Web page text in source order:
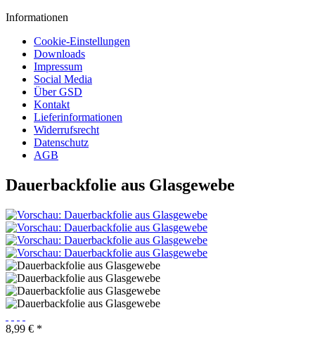
Informationen
Cookie-Einstellungen
Downloads
Impressum
Social Media
Über GSD
Kontakt
Lieferinformationen
Widerrufsrecht
Datenschutz
AGB
Dauerbackfolie aus Glasgewebe
8,99 € *